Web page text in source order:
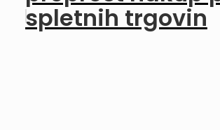
spletnih trgovin